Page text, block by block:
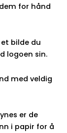
for hånd
bilde du
logoen sin.
med veldig
er de
i papir for å